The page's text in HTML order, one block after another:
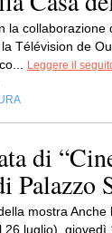
la
Télévision de
Leggere il
di
Palazzo
mostra
26 luglio), giovedì